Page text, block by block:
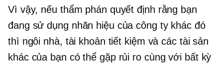
Vì vậy, nếu thẩm phán quyết định rằng bạn
đang sử dụng nhãn hiệu của công ty khác đó
thì ngôi nhà, tài khoản tiết kiệm và các tài sản
khác của bạn có thể gặp rủi ro cùng với bất kỳ